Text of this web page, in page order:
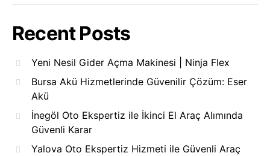
Recent Posts
Yeni Nesil Gider Açma Makinesi | Ninja Flex
Bursa Akü Hizmetlerinde Güvenilir Çözüm: Eser
Akü
İnegöl Oto Ekspertiz ile İkinci El Araç Alımında
Güvenli Karar
Yalova Oto Ekspertiz Hizmeti ile Güvenli Araç